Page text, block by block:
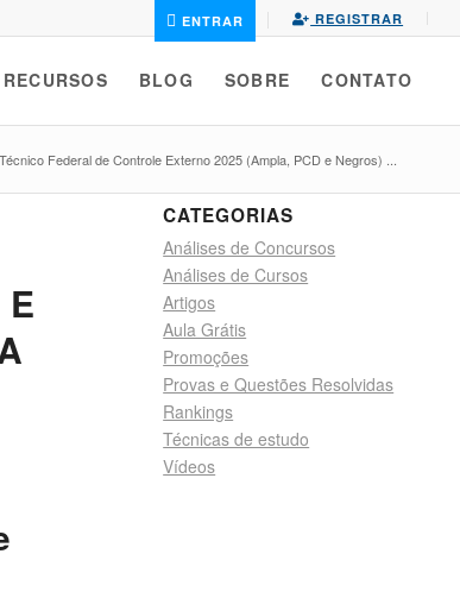
ENTRAR REGISTRAR
RECURSOS BLOG SOBRE CONTATO
Federal de Controle Externo 2025 (Ampla, PCD e Negros) ...
CATEGORIAS
Análises de Concursos
Análises de Cursos
Artigos
Aula Grátis
Promoções
Provas e Questões Resolvidas
Rankings
Técnicas de estudo
Vídeos